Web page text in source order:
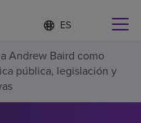
Lista
de
idiomas
contraída
d
o
m
cerca de usted
Andrew Baird como
pública, legislación y